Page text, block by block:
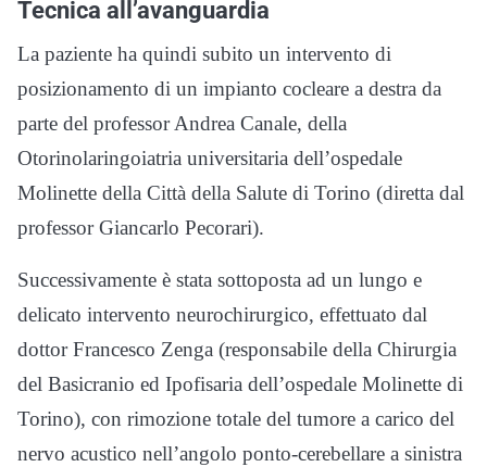
Tecnica all’avanguardia
La paziente ha quindi subito un intervento di
posizionamento di un impianto cocleare a destra da
parte del professor Andrea Canale, della
Otorinolaringoiatria universitaria dell’ospedale
Molinette della Città della Salute di Torino (diretta dal
professor Giancarlo Pecorari).
Successivamente è stata sottoposta ad un lungo e
delicato intervento neurochirurgico, effettuato dal
dottor Francesco Zenga (responsabile della Chirurgia
del Basicranio ed Ipofisaria dell’ospedale Molinette di
Torino), con rimozione totale del tumore a carico del
nervo acustico nell’angolo ponto-cerebellare a sinistra